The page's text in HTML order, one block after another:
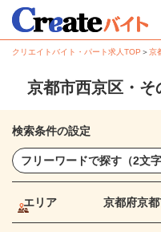
クリエイトバイト・パート求人TOP ＞京
京都市西京区・そ
検索条件の設定
エリア 京都府京